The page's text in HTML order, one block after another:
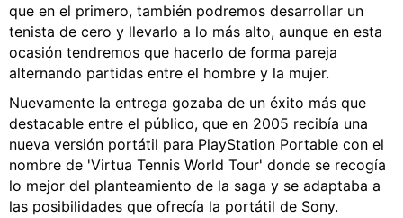
que en el primero, también podremos desarrollar un
tenista de cero y llevarlo a lo más alto, aunque en esta
ocasión tendremos que hacerlo de forma pareja
alternando partidas entre el hombre y la mujer.
Nuevamente la entrega gozaba de un éxito más que
destacable entre el público, que en 2005 recibía una
nueva versión portátil para PlayStation Portable con el
nombre de 'Virtua Tennis World Tour' donde se recogía
lo mejor del planteamiento de la saga y se adaptaba a
las posibilidades que ofrecía la portátil de Sony.